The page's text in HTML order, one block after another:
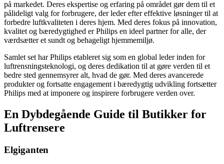
på markedet. Deres ekspertise og erfaring på området gør dem til et
pålideligt valg for forbrugere, der leder efter effektive løsninger til at
forbedre luftkvaliteten i deres hjem. Med deres fokus på innovation,
kvalitet og bæredygtighed er Philips en ideel partner for alle, der
værdsætter et sundt og behageligt hjemmemiljø.
Samlet set har Philips etableret sig som en global leder inden for
luftrensningsteknologi, og deres dedikation til at gøre verden til et
bedre sted gennemsyrer alt, hvad de gør. Med deres avancerede
produkter og fortsatte engagement i bæredygtig udvikling fortsætter
Philips med at imponere og inspirere forbrugere verden over.
En Dybdegående Guide til Butikker for
Luftrensere
Elgiganten